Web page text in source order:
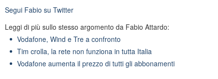
Segui Fabio su Twitter
Leggi di più sullo stesso argomento da Fabio Attardo:
Vodafone, Wind e Tre a confronto
Tim crolla, la rete non funziona in tutta Italia
Vodafone aumenta il prezzo di tutti gli abbonamenti